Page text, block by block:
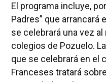
El programa incluye,
Padres” que arrancará
se celebrará una vez
colegios de Pozuelo.
que se celebrará en el
Franceses tratará